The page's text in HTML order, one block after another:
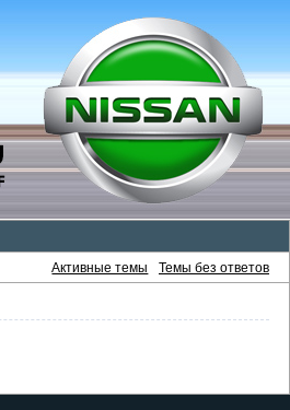
Активные темы Темы без ответов